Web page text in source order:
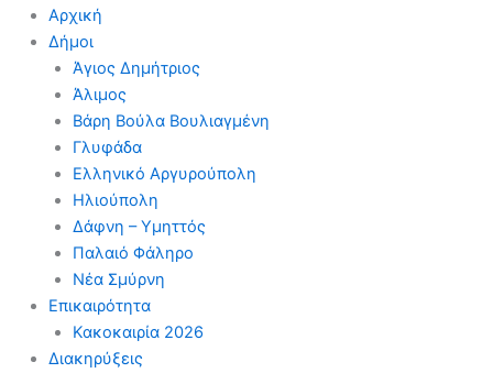
Αρχική
Δήμοι
Άγιος Δημήτριος
Άλιμος
Βάρη Βούλα Βουλιαγμένη
Γλυφάδα
Ελληνικό Αργυρούπολη
Ηλιούπολη
Δάφνη – Υμηττός
Παλαιό Φάληρο
Νέα Σμύρνη
Επικαιρότητα
Κακοκαιρία 2026
Διακηρύξεις